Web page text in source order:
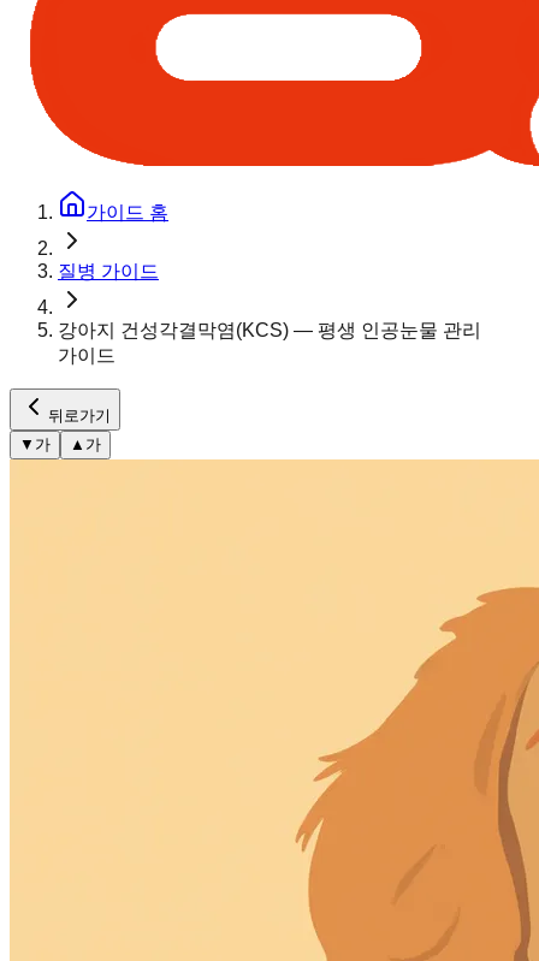
가이드 홈
질병 가이드
강아지 건성각결막염(KCS) — 평생 인공눈물 관리
가이드
뒤로가기
▼ 가 ▲ 가